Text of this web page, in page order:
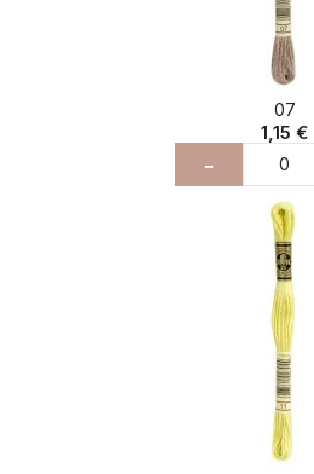
07
1,15 €
-